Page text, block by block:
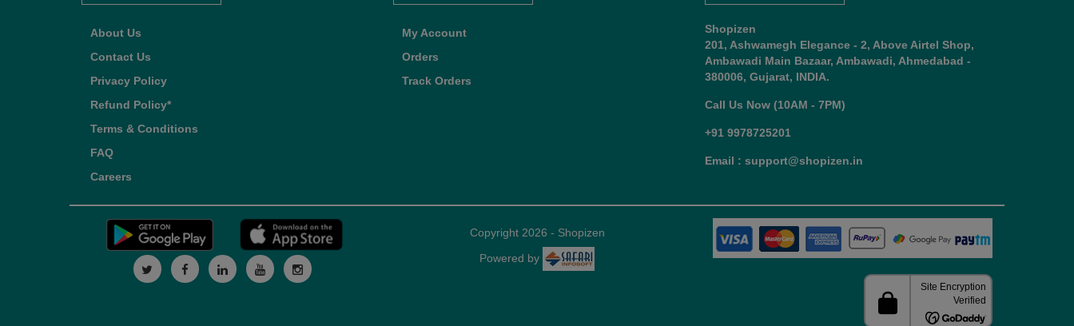
About Us
Contact Us
Privacy Policy
Refund Policy*
Terms & Conditions
FAQ
Careers
My Account
Orders
Track Orders
Shopizen
201, Ashwamegh Elegance - 2, Above Airtel Shop,
Ambawadi Main Bazaar, Ambawadi, Ahmedabad -
380006, Gujarat, INDIA.
Call Us Now (10AM - 7PM)
+91 9978725201
Email : support@shopizen.in
Copyright 2026 - Shopizen
Powered by